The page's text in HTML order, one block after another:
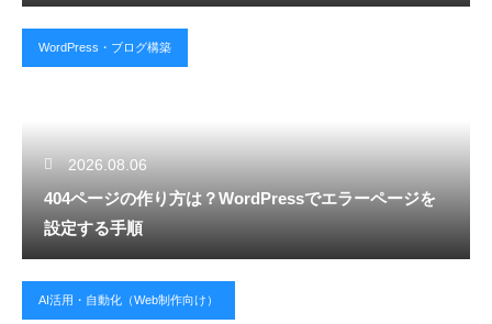
WordPress・ブログ構築
2026.08.06
404ページの作り方は？WordPressでエラーページを
設定する手順
AI活用・自動化（Web制作向け）